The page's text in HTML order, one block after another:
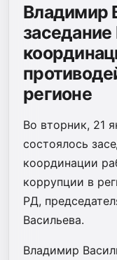
Владимир
регионе
Во вторник, 21
состоялось
координации
коррупции в
РД,
Васильева.
Владимир